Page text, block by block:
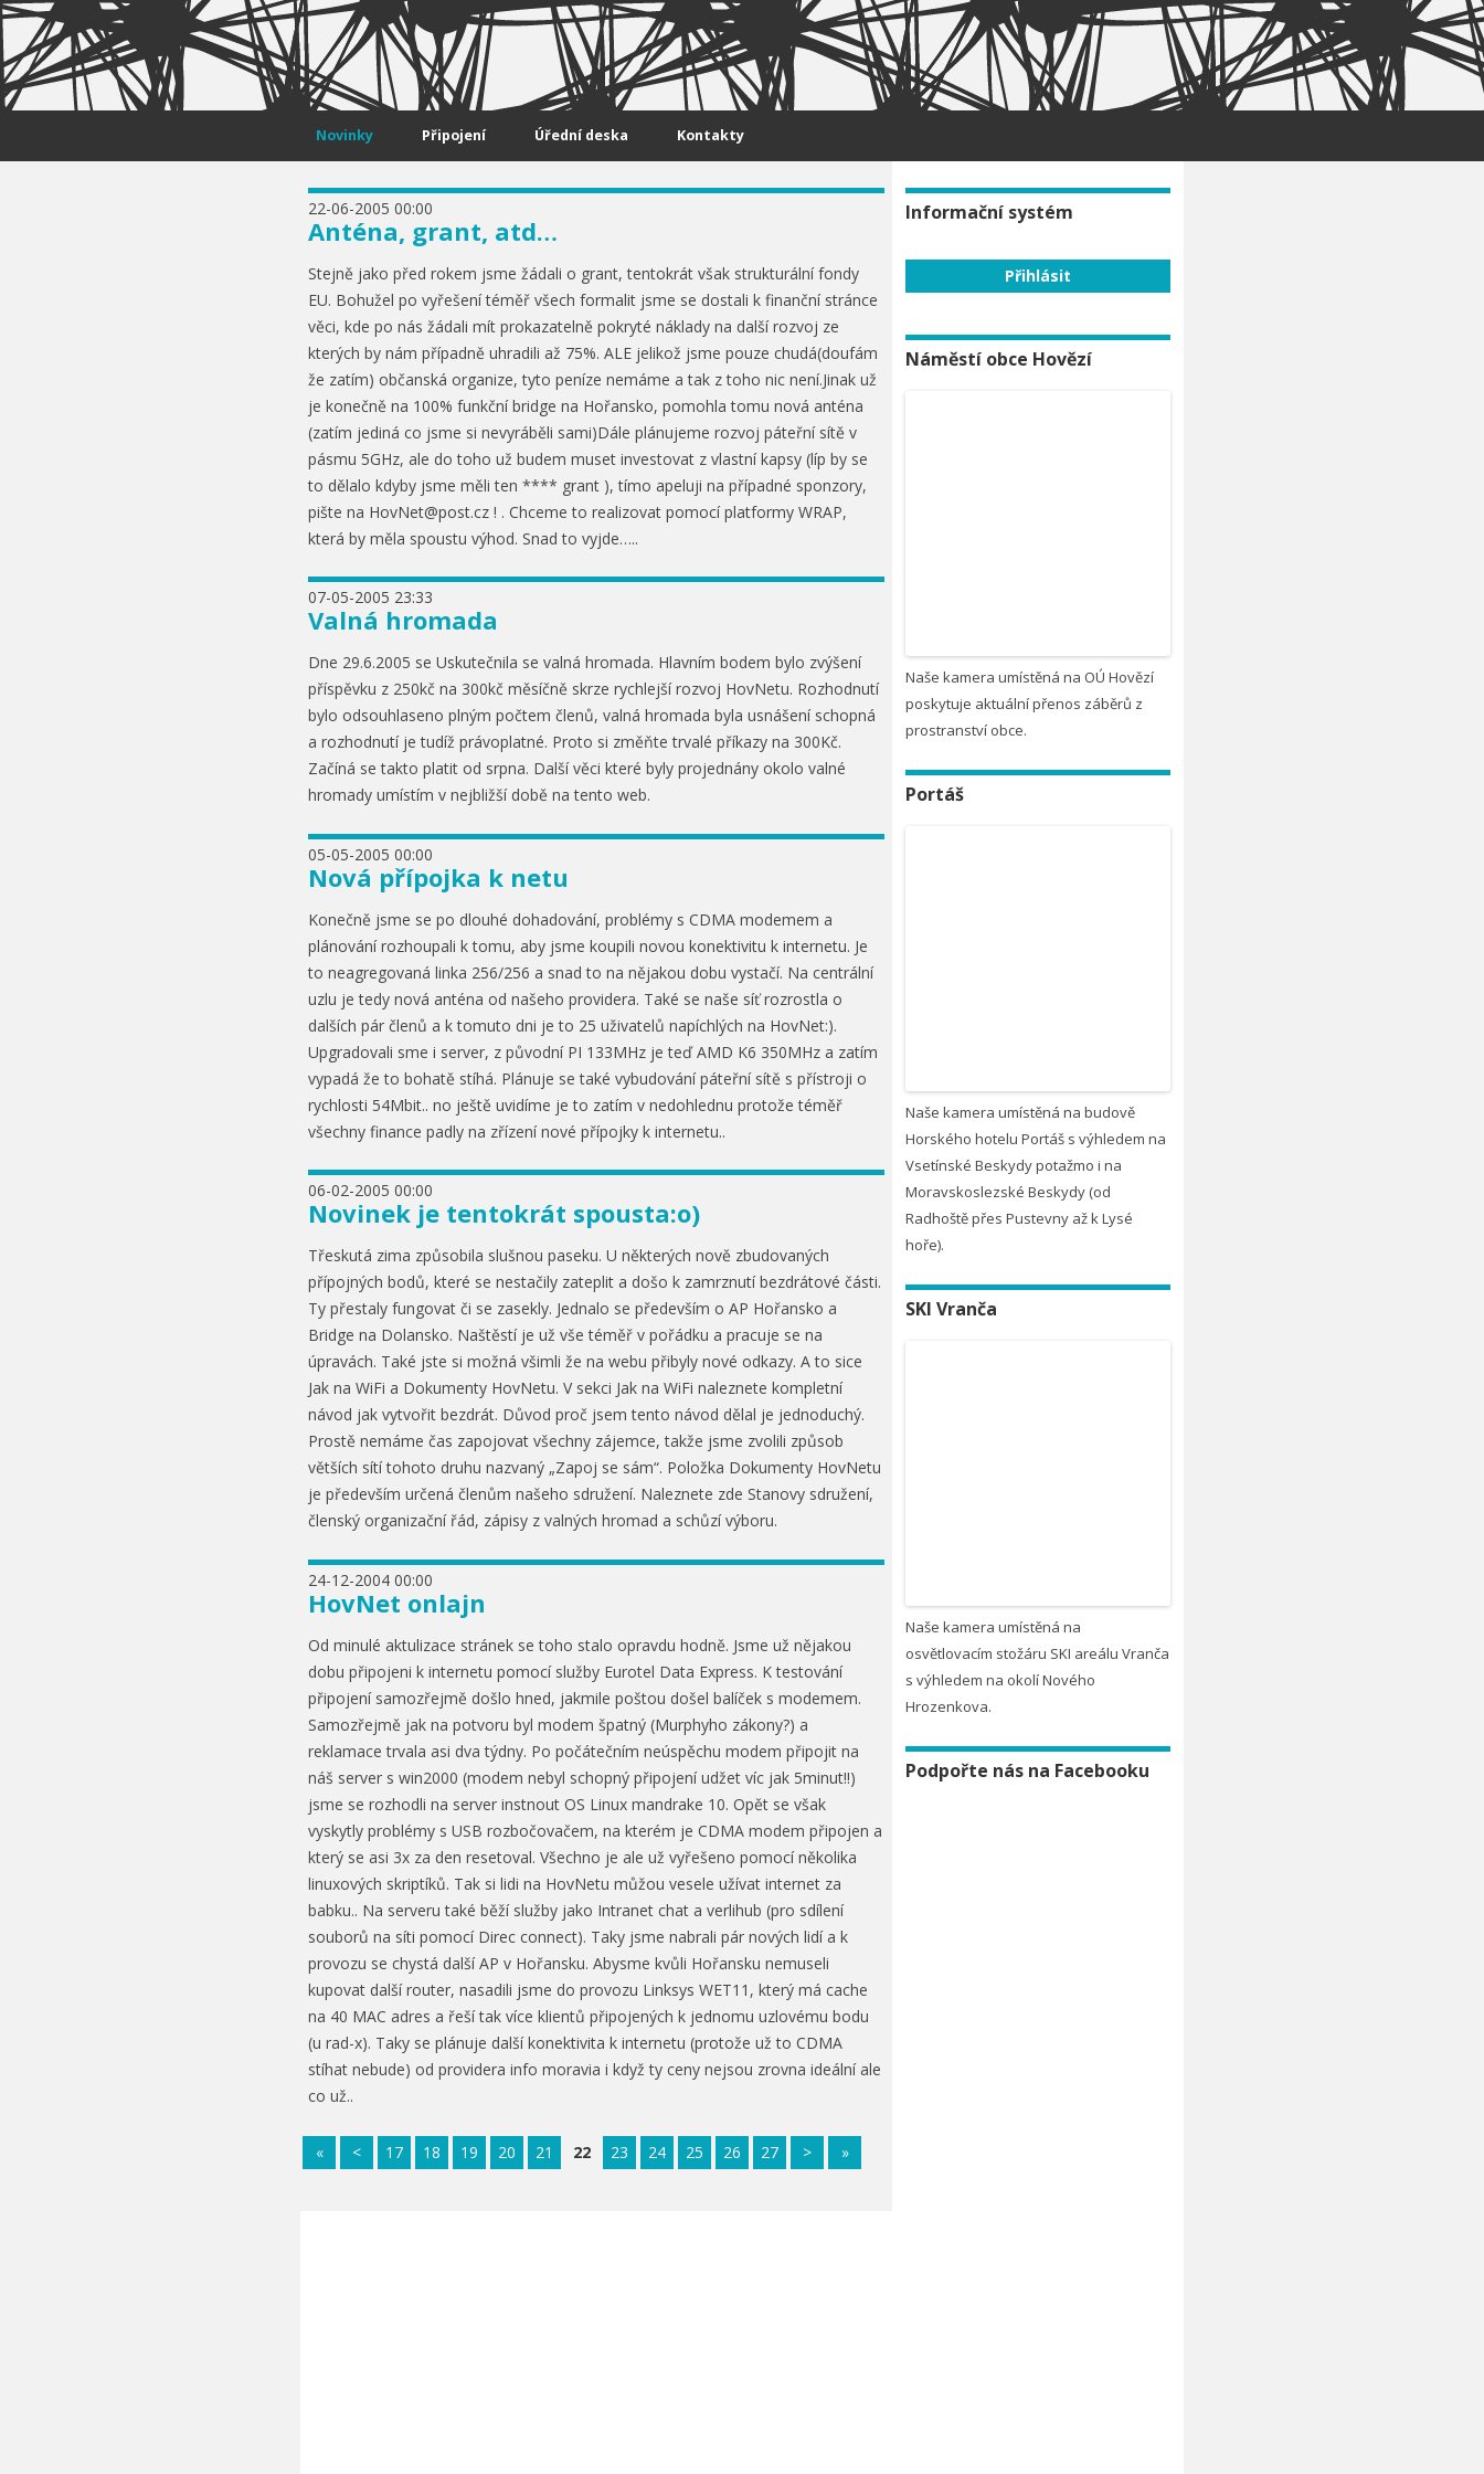
Skip to content
Novinky Připojení Úřední deska Kontakty
22-06-2005 00:00
Anténa, grant, atd…
Stejně jako před rokem jsme žádali o grant, tentokrát však strukturální fondy
EU. Bohužel po vyřešení téměř všech formalit jsme se dostali k finanční stránce
věci, kde po nás žádali mít prokazatelně pokryté náklady na další rozvoj ze
kterých by nám případně uhradili až 75%. ALE jelikož jsme pouze chudá(doufám
že zatím) občanská organize, tyto peníze nemáme a tak z toho nic není.Jinak už
je konečně na 100% funkční bridge na Hořansko, pomohla tomu nová anténa
(zatím jediná co jsme si nevyráběli sami)Dále plánujeme rozvoj páteřní sítě v
pásmu 5GHz, ale do toho už budem muset investovat z vlastní kapsy (líp by se
to dělalo kdyby jsme měli ten **** grant ), tímo apeluji na případné sponzory,
pište na HovNet@post.cz ! . Chceme to realizovat pomocí platformy WRAP,
která by měla spoustu výhod. Snad to vyjde…..
07-05-2005 23:33
Valná hromada
Dne 29.6.2005 se Uskutečnila se valná hromada. Hlavním bodem bylo zvýšení
příspěvku z 250kč na 300kč měsíčně skrze rychlejší rozvoj HovNetu. Rozhodnutí
bylo odsouhlaseno plným počtem členů, valná hromada byla usnášení schopná
a rozhodnutí je tudíž právoplatné. Proto si změňte trvalé příkazy na 300Kč.
Začíná se takto platit od srpna. Další věci které byly projednány okolo valné
hromady umístím v nejbližší době na tento web.
05-05-2005 00:00
Nová přípojka k netu
Konečně jsme se po dlouhé dohadování, problémy s CDMA modemem a
plánování rozhoupali k tomu, aby jsme koupili novou konektivitu k internetu. Je
to neagregovaná linka 256/256 a snad to na nějakou dobu vystačí. Na centrální
uzlu je tedy nová anténa od našeho providera. Také se naše síť rozrostla o
dalších pár členů a k tomuto dni je to 25 uživatelů napíchlých na HovNet:).
Upgradovali sme i server, z původní PI 133MHz je teď AMD K6 350MHz a zatím
vypadá že to bohatě stíhá. Plánuje se také vybudování páteřní sítě s přístroji o
rychlosti 54Mbit.. no ještě uvidíme je to zatím v nedohlednu protože téměř
všechny finance padly na zřízení nové přípojky k internetu..
06-02-2005 00:00
Novinek je tentokrát spousta:o)
Třeskutá zima způsobila slušnou paseku. U některých nově zbudovaných
přípojných bodů, které se nestačily zateplit a došo k zamrznutí bezdrátové části.
Ty přestaly fungovat či se zasekly. Jednalo se především o AP Hořansko a
Bridge na Dolansko. Naštěstí je už vše téměř v pořádku a pracuje se na
úpravách. Také jste si možná všimli že na webu přibyly nové odkazy. A to sice
Jak na WiFi a Dokumenty HovNetu. V sekci Jak na WiFi naleznete kompletní
návod jak vytvořit bezdrát. Důvod proč jsem tento návod dělal je jednoduchý.
Prostě nemáme čas zapojovat všechny zájemce, takže jsme zvolili způsob
větších sítí tohoto druhu nazvaný „Zapoj se sám“. Položka Dokumenty HovNetu
je především určená členům našeho sdružení. Naleznete zde Stanovy sdružení,
členský organizační řád, zápisy z valných hromad a schůzí výboru.
24-12-2004 00:00
HovNet onlajn
Od minulé aktulizace stránek se toho stalo opravdu hodně. Jsme už nějakou
dobu připojeni k internetu pomocí služby Eurotel Data Express. K testování
připojení samozřejmě došlo hned, jakmile poštou došel balíček s modemem.
Samozřejmě jak na potvoru byl modem špatný (Murphyho zákony?) a
reklamace trvala asi dva týdny. Po počátečním neúspěchu modem připojit na
náš server s win2000 (modem nebyl schopný připojení udžet víc jak 5minut!!)
jsme se rozhodli na server instnout OS Linux mandrake 10. Opět se však
vyskytly problémy s USB rozbočovačem, na kterém je CDMA modem připojen a
který se asi 3x za den resetoval. Všechno je ale už vyřešeno pomocí několika
linuxových skriptíků. Tak si lidi na HovNetu můžou vesele užívat internet za
babku.. Na serveru také běží služby jako Intranet chat a verlihub (pro sdílení
souborů na síti pomocí Direc connect). Taky jsme nabrali pár nových lidí a k
provozu se chystá další AP v Hořansku. Abysme kvůli Hořansku nemuseli
kupovat další router, nasadili jsme do provozu Linksys WET11, který má cache
na 40 MAC adres a řeší tak více klientů připojených k jednomu uzlovému bodu
(u rad-x). Taky se plánuje další konektivita k internetu (protože už to CDMA
stíhat nebude) od providera info moravia i když ty ceny nejsou zrovna ideální ale
co už..
« < 17 18 19 20 21 22 23 24 25 26 27 > »
Informační systém
Náměstí obce Hovězí
Naše kamera umístěná na OÚ Hovězí
poskytuje aktuální přenos záběrů z
prostranství obce.
Portáš
Naše kamera umístěná na budově
Horského hotelu Portáš s výhledem na
Vsetínské Beskydy potažmo i na
Moravskoslezské Beskydy (od
Radhoště přes Pustevny až k Lysé
hoře).
SKI Vranča
Naše kamera umístěná na
osvětlovacím stožáru SKI areálu Vranča
s výhledem na okolí Nového
Hrozenkova.
Podpořte nás na Facebooku